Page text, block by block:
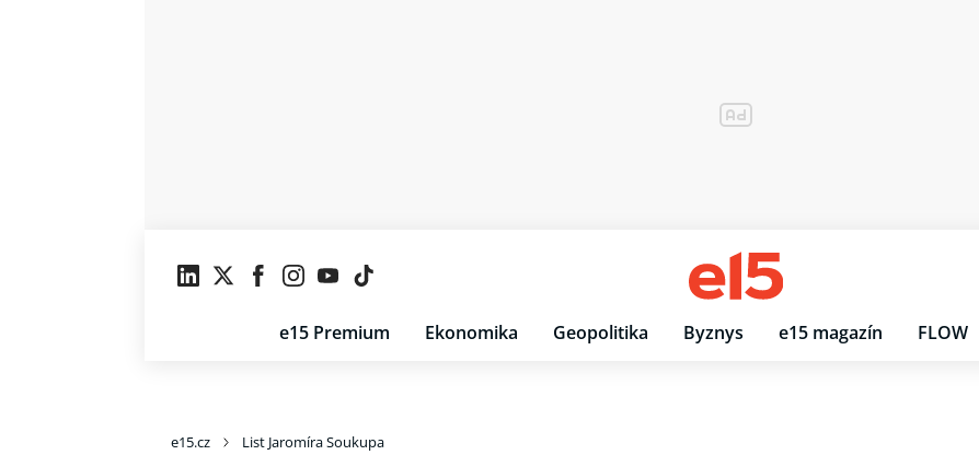
e15 Premium Ekonomika Geopolitika Byznys e15 magazín FLOW
e15.cz List Jaromíra Soukupa